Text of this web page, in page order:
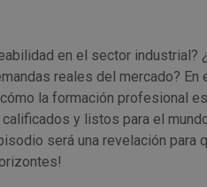
en el sector industrial?
reales del mercado?
la formación profesional
y listos para el
será una revelación para